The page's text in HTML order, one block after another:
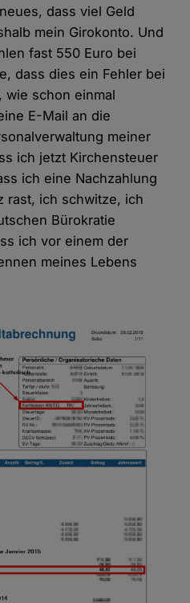
dass viel Geld
mein Girokonto. Und
fast 550 Euro bei
dass dies ein Fehler bei
wie schon einmal
E-Mail an die
meiner
ich jetzt Kirchensteuer
ich eine Nachzahlung
rast, ich schwitze, ich
Bürokratie
ich vor einem der
meines Lebens